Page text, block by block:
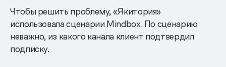
Чтобы решить проблему, «Якитория»
использовала сценарии Mindbox. По сценарию
неважно, из какого канала клиент подтвердил
подписку.